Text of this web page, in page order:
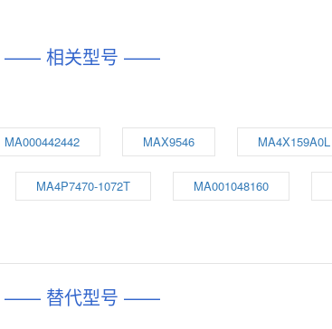
—— 相关型号 ——
MA000442442 MAX9546 MA4X159A0L
MA4P7470-1072T MA001048160
—— 替代型号 ——